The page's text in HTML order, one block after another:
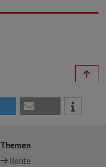
Themen
Rente